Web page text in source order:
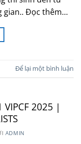
gian.. Đọc thêm…
Để lại một bình luận
VIPCF 2025 |
ADMIN